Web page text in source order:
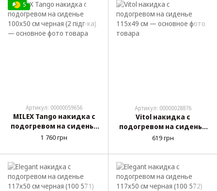
5
Артикул: 00000059656
MILEX Tango накидка с
подогревом на сиденье
100x50 см черная (2 підг-
1 760 грн
Артикул: 00000028876
Vitol накидка с
подогревом на сиденье
115x49 см
619 грн